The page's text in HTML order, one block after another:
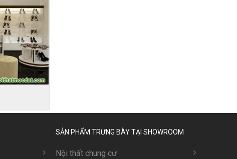
SẢN PHẨM TRƯNG BÀY TẠI SHOWROOM
Nội thất chung cư